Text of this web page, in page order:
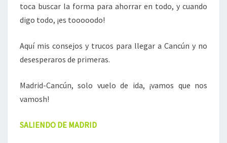
C
E
S
toca buscar la forma para ahorrar en todo, y cuando
digo todo, ¡es tooooodo!
Aquí mis consejos y trucos para llegar a Cancún y no
desesperaros de primeras.
Madrid-Cancún, solo vuelo de ida, ¡vamos que nos
vamosh!
SALIENDO DE MADRID